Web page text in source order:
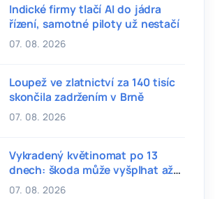
Indické firmy tlačí AI do jádra
řízení, samotné piloty už nestačí
07. 08. 2026
Loupež ve zlatnictví za 140 tisíc
skončila zadržením v Brně
07. 08. 2026
Vykradený květinomat po 13
dnech: škoda může vyšplhat až
ke 100 tisícům
07. 08. 2026